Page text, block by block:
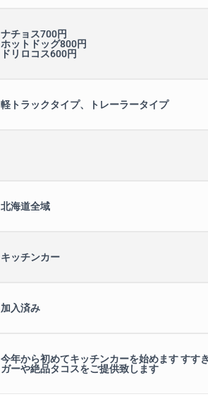
ナチョス700円
ホットドッグ800円
ドリロコス600円
軽トラックタイプ、トレーラータイプ
北海道全域
キッチンカー
加入済み
今年から初めてキッチンカーを始めます すす
ガーや絶品タコスをご提供致します